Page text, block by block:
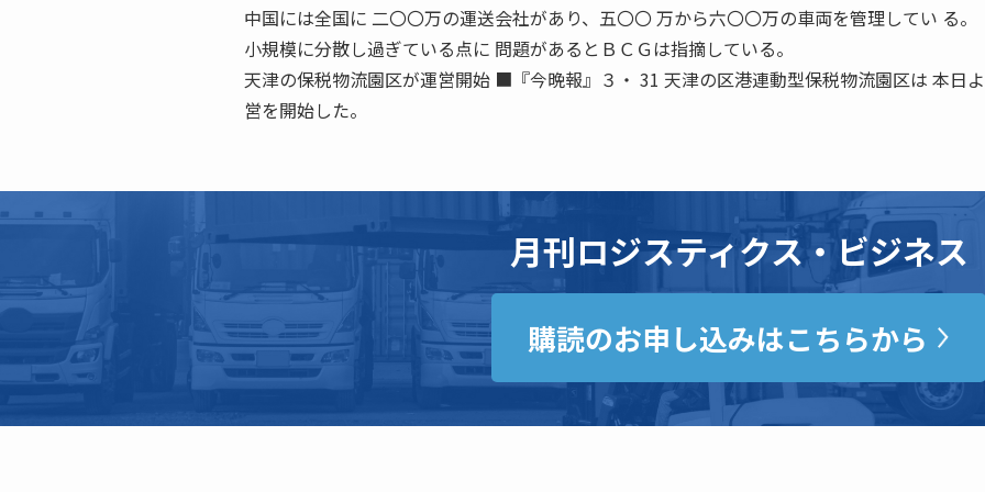
中国には全国に 二〇〇万の運送会社があり、五〇〇 万から六〇〇万の車両を管理してい る。
小規模に分散し過ぎている点に 問題があるとＢＣＧは指摘している。
天津の保税物流園区が運営開始 ■『今晩報』３・ 31 天津の区港連動型保税物流園区は 本日
営を開始した。
月刊ロジスティクス・ビジネス
購読のお申し込みはこちらから